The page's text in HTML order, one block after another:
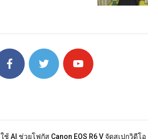
ใช้ AI ช่วยโฟกัส Canon EOS R6 V จัดสเปกวิดีโอ